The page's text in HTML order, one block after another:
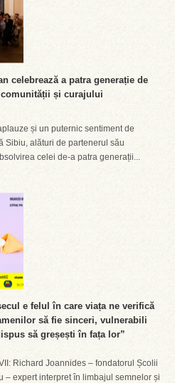
celebrează a patra generație de
și curajului
și un puternic sentiment de
Sibiu, alături de partenerul său
celei de-a patra generații...
e felul în care viața ne verifică
să fie sinceri, vulnerabili
să greșești în fața lor”
Richard Joannides – fondatorul Școlii
– expert interpret în limbajul semnelor și